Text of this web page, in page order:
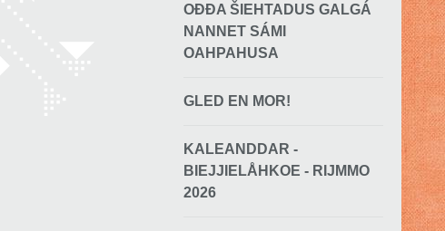
OĐĐA ŠIEHTADUS GALGÁ
NANNET SÁMI
OAHPAHUSA
GLED EN MOR!
KALEANDDAR -
BIEJJIELÅHKOE - RIJMMO
2026